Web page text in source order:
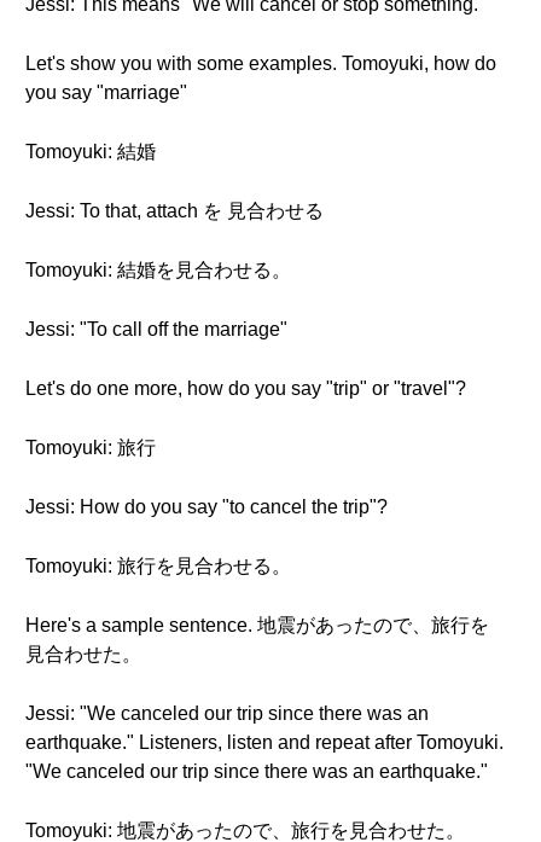
Jessi: This means "We will cancel or stop something."
Let's show you with some examples. Tomoyuki, how do
you say "marriage"
Tomoyuki: 結婚
Jessi: To that, attach を 見合わせる
Tomoyuki: 結婚を見合わせる。
Jessi: "To call off the marriage"
Let's do one more, how do you say "trip" or "travel"?
Tomoyuki: 旅行
Jessi: How do you say "to cancel the trip"?
Tomoyuki: 旅行を見合わせる。
Here's a sample sentence. 地震があったので、旅行を
見合わせた。
Jessi: "We canceled our trip since there was an
earthquake." Listeners, listen and repeat after Tomoyuki.
"We canceled our trip since there was an earthquake."
Tomoyuki: 地震があったので、旅行を見合わせた。